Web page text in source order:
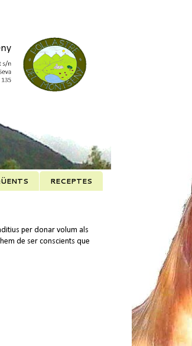
RECEPTES
per donar volum als
de ser conscients que